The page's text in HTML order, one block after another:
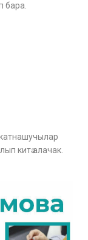
бара.
китә алачак.